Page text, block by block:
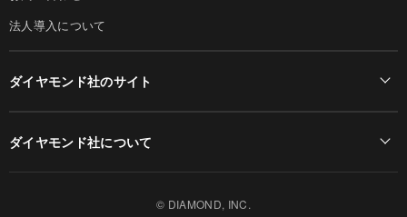
法人導入について
ダイヤモンド社のサイト
ダイヤモンド社について
© DIAMOND, INC.